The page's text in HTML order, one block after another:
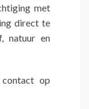
met
direct te
natuur en
op